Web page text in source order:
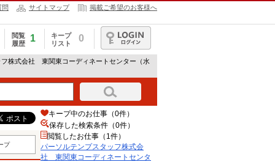
問 サイトマップ 掲載ご希望のお客様へ
閲覧
履歴
1
キープ
リスト
0
ログイン
フ株式会社 東関東コーディネートセンター（水
プ
キープ中のお仕事（0件）
保存した検索条件（0件）
閲覧したお仕事（1件）
パーソルテンプスタッフ株式会
社 東関東コーディネートセンタ